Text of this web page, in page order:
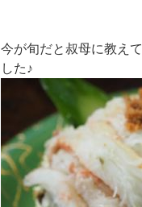
今が旬だと叔母に教
した♪